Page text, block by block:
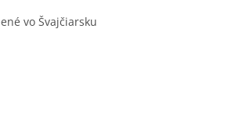
vo Švajčiarsku